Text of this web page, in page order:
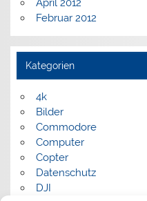
Februar 2012
Kategorien
4k
Bilder
Commodore
Computer
Copter
Datenschutz
DJI